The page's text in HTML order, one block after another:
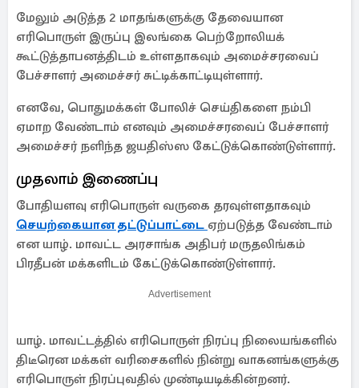
மேலும் அடுத்த 2 மாதங்களுக்கு தேவையான
எரிபொருள் இருப்பு இலங்கை பெற்றோலியக்
கூட்டுத்தாபனத்திடம் உள்ளதாகவும் அமைச்சரவைப்
பேச்சாளர் அமைச்சர் சுட்டிக்காட்டியுள்ளார்.
எனவே, பொதுமக்கள் போலிச் செய்திகளை நம்பி
ஏமாற வேண்டாம் எனவும் அமைச்சரவைப் பேச்சாளர்
அமைச்சர் நளிந்த ஜயதிஸ்ஸ கேட்டுக்கொண்டுள்ளார்.
முதலாம் இணைப்பு
போதியளவு எரிபொருள் வருகை தரவுள்ளதாகவும்
செயற்கையான தட்டுப்பாட்டை ஏற்படுத்த வேண்டாம்
என யாழ். மாவட்ட அரசாங்க அதிபர் மருதலிங்கம்
பிரதீபன் மக்களிடம் கேட்டுக்கொண்டுள்ளார்.
Advertisement
யாழ். மாவட்டத்தில் எரிபொருள் நிரப்பு நிலையங்களில்
திடீரென மக்கள் வரிசைகளில் நின்று வாகனங்களுக்கு
எரிபொருள் நிரப்புவதில் முண்டியடிக்கின்றனர்.